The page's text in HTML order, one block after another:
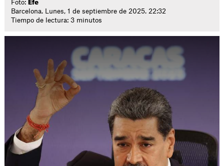
Foto: Efe
Barcelona. Lunes, 1 de septiembre de 2025. 22:32
Tiempo de lectura: 3 minutos